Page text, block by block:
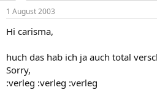
1 August 2003
Hi carisma,
huch das hab ich ja auch total
Sorry,
:verleg :verleg :verleg